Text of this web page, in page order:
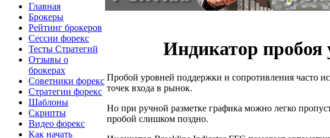
Главная
Брокеры
Рейтинг брокеров
Сессии форекс
Тесты Стратегий
Отзывы о
брокерах
Советники форекс
Стратегии форекс
Шаблоны
Скрипты
Видео форекс
Как начать
Индикатор
Пробой уровней поддержки и сопротивления часто
точек входа в рынок.
Но при ручной разметке графика можно легко
пробой слишком поздно.